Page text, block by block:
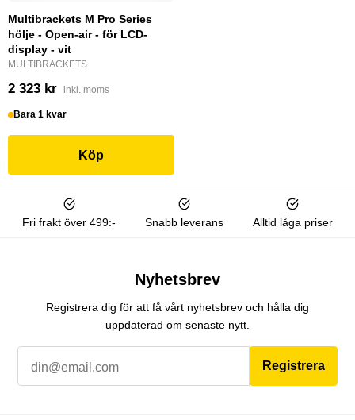
Multibrackets M Pro Series
hölje - Open-air - för LCD-
display - vit
MULTIBRACKETS
2 323 kr inkl. moms
Bara 1 kvar
Köp
Fri frakt över 499:- Snabb leverans Alltid låga priser
Nyhetsbrev
Registrera dig för att få vårt nyhetsbrev och hålla dig
uppdaterad om senaste nytt.
Registrera